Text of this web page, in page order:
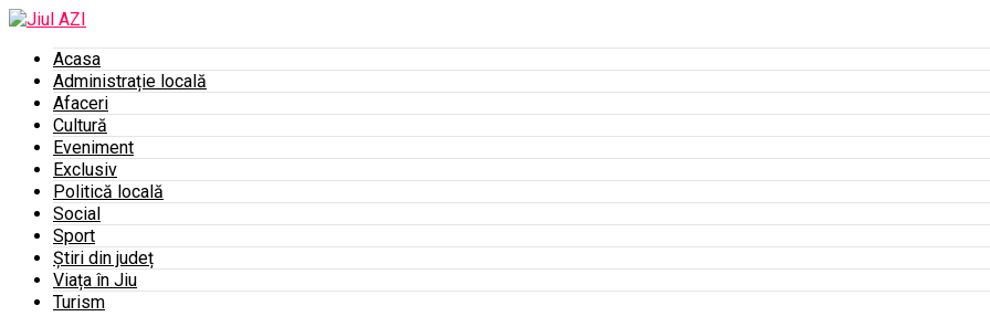
Acasa
Administrație locală
Afaceri
Cultură
Eveniment
Exclusiv
Politică locală
Social
Sport
Știri din județ
Viața în Jiu
Turism